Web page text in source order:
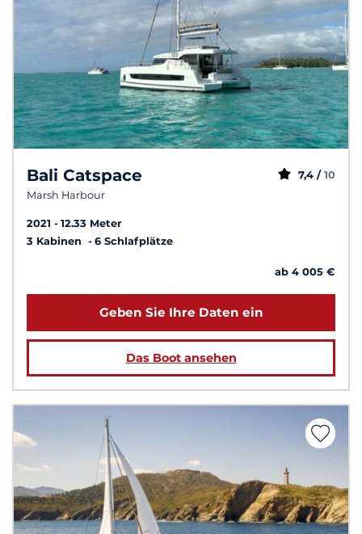
Bali Catspace
Marsh Harbour
7,4 / 10
2021
12.33 Meter
3 Kabinen
6 Schlafplätze
ab 4 005 €
Geben Sie Ihre Daten ein
Das Boot ansehen